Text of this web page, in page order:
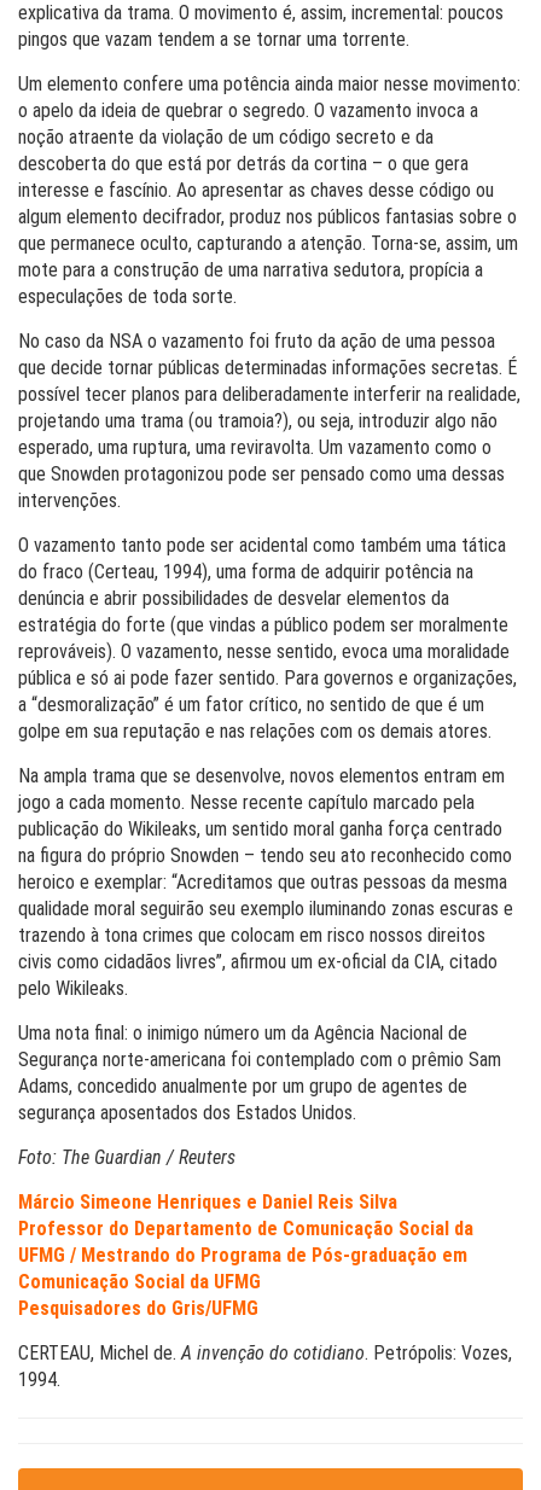
explicativa da trama. O movimento é, assim, incremental: poucos
pingos que vazam tendem a se tornar uma torrente.
Um elemento confere uma potência ainda maior nesse movimento:
o apelo da ideia de quebrar o segredo. O vazamento invoca a
noção atraente da violação de um código secreto e da
descoberta do que está por detrás da cortina – o que gera
interesse e fascínio. Ao apresentar as chaves desse código ou
algum elemento decifrador, produz nos públicos fantasias sobre o
que permanece oculto, capturando a atenção. Torna-se, assim, um
mote para a construção de uma narrativa sedutora, propícia a
especulações de toda sorte.
No caso da NSA o vazamento foi fruto da ação de uma pessoa
que decide tornar públicas determinadas informações secretas. É
possível tecer planos para deliberadamente interferir na realidade,
projetando uma trama (ou tramoia?), ou seja, introduzir algo não
esperado, uma ruptura, uma reviravolta. Um vazamento como o
que Snowden protagonizou pode ser pensado como uma dessas
intervenções.
O vazamento tanto pode ser acidental como também uma tática
do fraco (Certeau, 1994), uma forma de adquirir potência na
denúncia e abrir possibilidades de desvelar elementos da
estratégia do forte (que vindas a público podem ser moralmente
reprováveis). O vazamento, nesse sentido, evoca uma moralidade
pública e só ai pode fazer sentido. Para governos e organizações,
a “desmoralização” é um fator crítico, no sentido de que é um
golpe em sua reputação e nas relações com os demais atores.
Na ampla trama que se desenvolve, novos elementos entram em
jogo a cada momento. Nesse recente capítulo marcado pela
publicação do Wikileaks, um sentido moral ganha força centrado
na figura do próprio Snowden – tendo seu ato reconhecido como
heroico e exemplar: “Acreditamos que outras pessoas da mesma
qualidade moral seguirão seu exemplo iluminando zonas escuras e
trazendo à tona crimes que colocam em risco nossos direitos
civis como cidadãos livres”, afirmou um ex-oficial da CIA, citado
pelo Wikileaks.
Uma nota final: o inimigo número um da Agência Nacional de
Segurança norte-americana foi contemplado com o prêmio Sam
Adams, concedido anualmente por um grupo de agentes de
segurança aposentados dos Estados Unidos.
Foto: The Guardian / Reuters
Márcio Simeone Henriques e Daniel Reis Silva
Professor do Departamento de Comunicação Social da
UFMG / Mestrando do Programa de Pós-graduação em
Comunicação Social da UFMG
Pesquisadores do Gris/UFMG
CERTEAU, Michel de.A invenção do cotidiano. Petrópolis: Vozes,
1994.